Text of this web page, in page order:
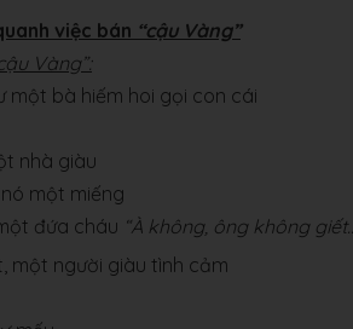
việc bán “cậu Vàng”
Vàng”:
một bà hiếm hoi gọi con cái
nhà giàu
một miếng
đứa cháu “À không, ông không
một người giàu tình cảm